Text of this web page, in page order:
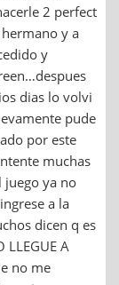
2 perfect
y a
y
dias lo volvi
pude
por este
muchas
juego ya no
a la
dicen q es
A
no me